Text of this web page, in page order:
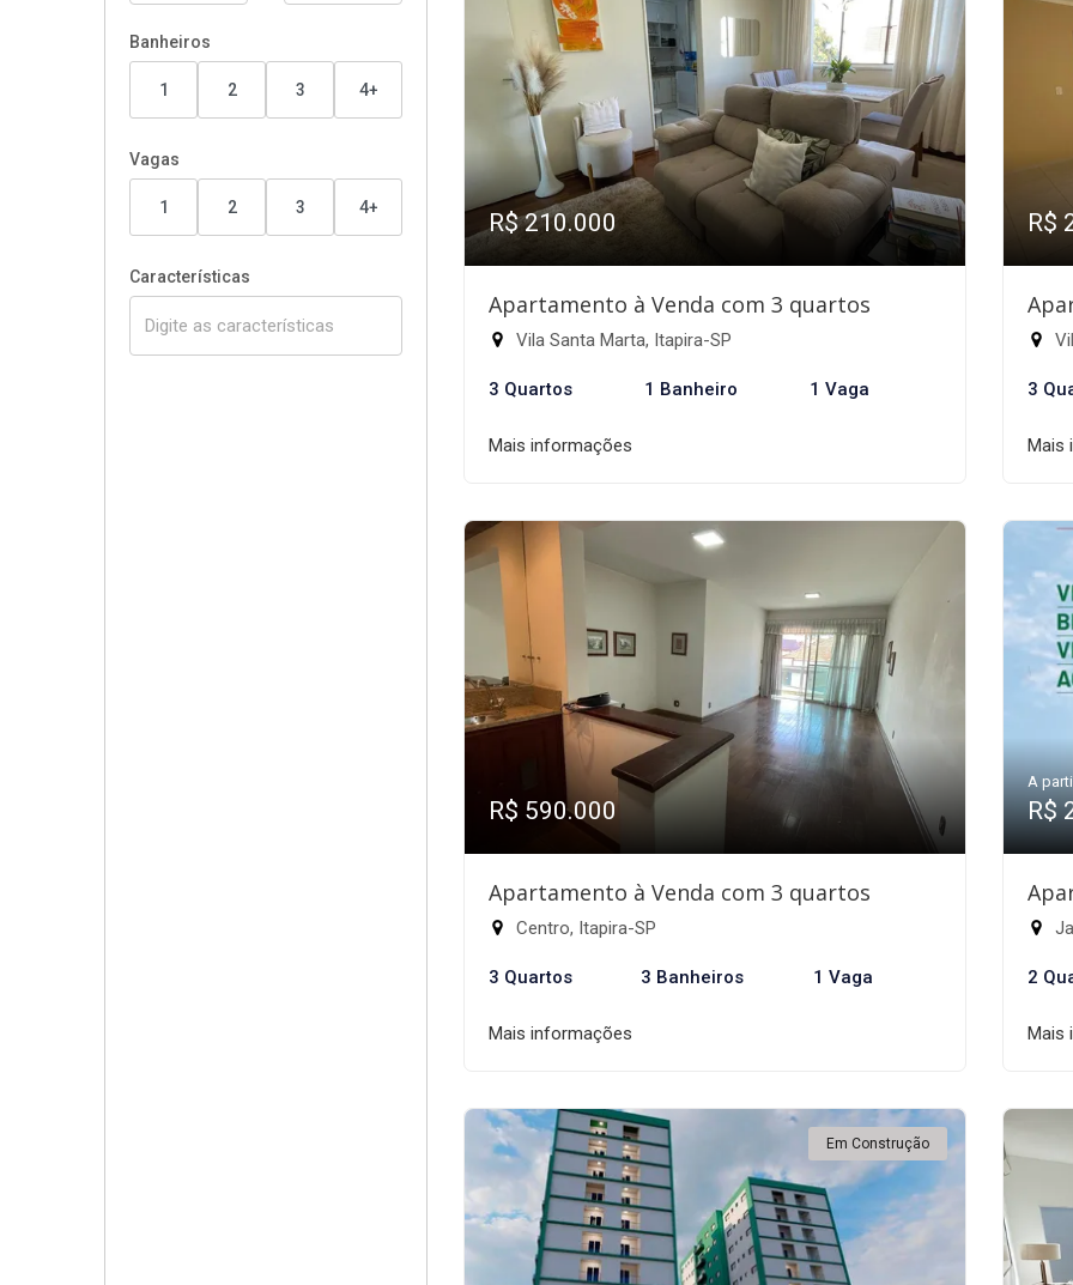
Banheiros
1 2 3 4+
Vagas
1 2 3 4+
Características
R$ 210.000
Apartamento à Venda com 3 quartos
Vila Santa Marta, Itapira-SP
3 Quartos 1 Banheiro 1 Vaga
Mais informações
R$
3
Mais
R$ 590.000
Apartamento à Venda com 3 quartos
Centro, Itapira-SP
3 Quartos 3 Banheiros 1 Vaga
Mais informações
A
R$
2
Mais
Em Construção